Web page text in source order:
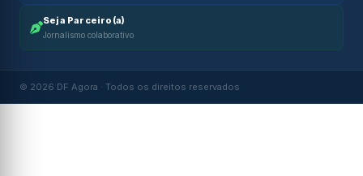
Seja Parceiro(a)
Jornalismo colaborativo
© 2026 DF Agora · Todos os direitos reservados